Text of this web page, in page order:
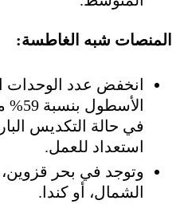
المنصات شبه الغاطسة:
انخفض عدد
استعداد للعمل.
وتوجد في بحر قزوين،
الشمال، أو كندا.